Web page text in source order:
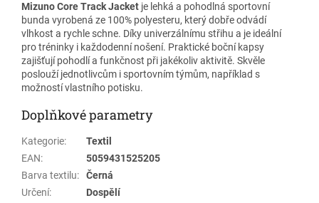
Mizuno Core Track Jacket je lehká a pohodlná sportovní
bunda vyrobená ze 100% polyesteru, který dobře odvádí
vlhkost a rychle schne. Díky univerzálnímu střihu a je ideální
pro tréninky i každodenní nošení. Praktické boční kapsy
zajišťují pohodlí a funkčnost při jakékoliv aktivitě. Skvěle
poslouží jednotlivcům i sportovním týmům, například s
možností vlastního potisku.
Doplňkové parametry
Kategorie:
Textil
EAN:
5059431525205
Barva textilu:
Černá
Určení:
Dospělí